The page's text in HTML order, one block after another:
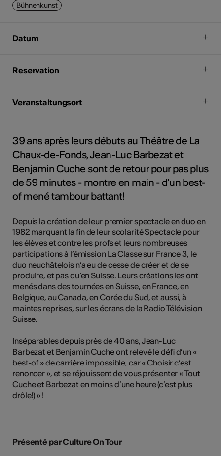
Bühnenkunst
Datum
Reservation
Veranstaltungsort
39 ans après leurs débuts au Théâtre de La
Chaux-de-Fonds, Jean-Luc Barbezat et
Benjamin Cuche sont de retour pour pas plus
de 59 minutes - montre en main - d’un best-
of mené tambour battant!
Depuis la création de leur premier spectacle en duo en
1982 marquant la fin de leur scolarité Spectacle pour
les élèves et contre les profs et leurs nombreuses
participations à l’émission La Classe sur France 3, le
duo neuchâtelois n’a eu de cesse de créer et de se
produire, et pas qu’en Suisse. Leurs créations les ont
menés dans des tournées en Suisse, en France, en
Belgique, au Canada, en Corée du Sud, et aussi, à
maintes reprises, sur les écrans de la Radio Télévision
Suisse.
Inséparables depuis près de 40 ans, Jean-Luc
Barbezat et Benjamin Cuche ont relevé le défi d’un «
best-of » de carrière impossible, car « Choisir c’est
renoncer », et se réjouissent de vous présenter « Tout
Cuche et Barbezat en moins d’une heure (c’est plus
drôle!) » !
Présenté par Culture On Tour